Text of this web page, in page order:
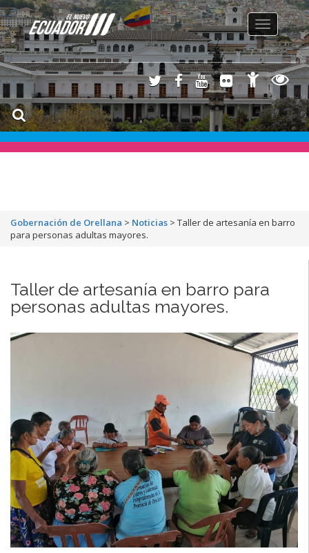
Toggle
navigation
Gobernación de Orellana > Noticias > Taller de artesanía en barro
para personas adultas mayores.
Taller de artesanía en barro para
personas adultas mayores.